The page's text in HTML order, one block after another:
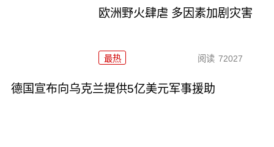
欧洲野火肆虐 多因素加剧灾害
最热 阅读 72027
德国宣布向乌克兰提供5亿美元军事援助